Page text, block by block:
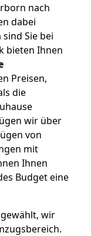
nach
dabei
sind Sie bei
bieten Ihnen
Preisen,
die
wir über
von
mit
Ihnen
Budget eine
wir